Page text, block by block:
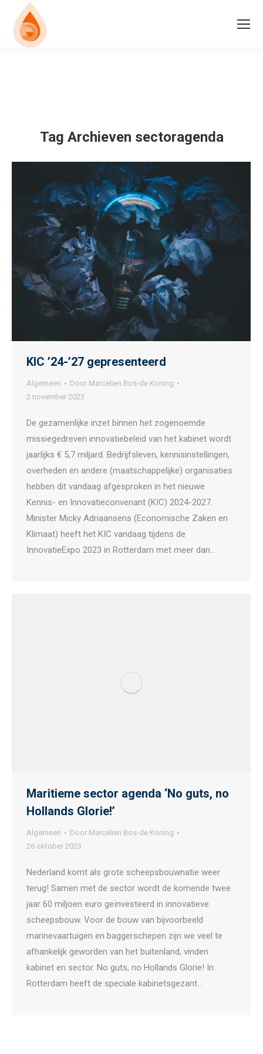
Tag Archieven sectoragenda
KIC ’24-’27 gepresenteerd
Algemeen Door Marcelien Bos-de Koning
2 november 2023
De gezamenlijke inzet binnen het zogenoemde
missiegedreven innovatiebeleid van het kabinet wordt
jaarlijks € 5,7 miljard. Bedrijfsleven, kennisinstellingen,
overheden en andere (maatschappelijke) organisaties
hebben dit vandaag afgesproken in het nieuwe
Kennis- en Innovatieconvenant (KIC) 2024-2027.
Minister Micky Adriaansens (Economische Zaken en
Klimaat) heeft het KIC vandaag tijdens de
InnovatieExpo 2023 in Rotterdam met meer dan…
Maritieme sector agenda ‘No guts, no
Hollands Glorie!’
Algemeen Door Marcelien Bos-de Koning
26 oktober 2023
Nederland komt als grote scheepsbouwnatie weer
terug! Samen met de sector wordt de komende twee
jaar 60 miljoen euro geïnvesteerd in innovatieve
scheepsbouw. Voor de bouw van bijvoorbeeld
marinevaartuigen en baggerschepen zijn we veel te
afhankelijk geworden van het buitenland, vinden
kabinet en sector. No guts, no Hollands Glorie! In
Rotterdam heeft de speciale kabinetsgezant…